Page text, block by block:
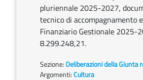
pluriennale 2025-2027,
tecnico di accompagnamento
Finanziario Gestionale 2025-
8.299.248,21.
Sezione: Deliberazioni della Giunta
Argomenti:Cultura